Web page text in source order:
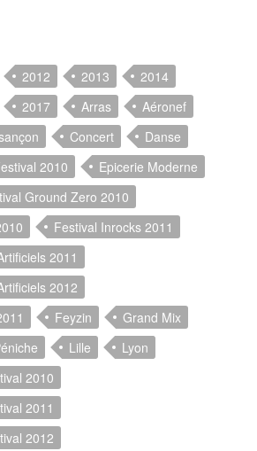
2012 2013
2014
2017 Arras
Aéronef
Concert
Danse
2010
Epicerie Moderne
Ground Zero 2010
Festival Inrocks 2011
2011
2012
Feyzin
Grand Mix
Lille
Lyon
2010
2011
2012